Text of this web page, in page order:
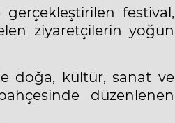
festival,
ziyaretçilerin yoğun
doğa, kültür, sanat ve
düzenlenen